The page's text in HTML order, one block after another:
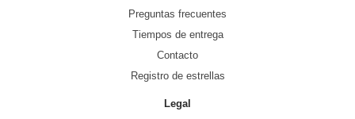
Preguntas frecuentes
Tiempos de entrega
Contacto
Registro de estrellas
Legal